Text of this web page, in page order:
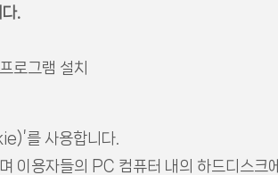
.
로그램 설치
를 사용합니다.
이용자들의 PC 컴퓨터 내의 하드디스크에